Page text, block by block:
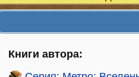
Книги автора: